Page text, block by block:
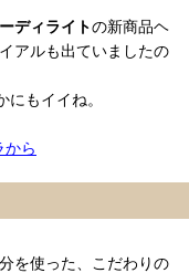
ディライトの新商品ヘ
アルも出ていましたの
もイイね。
ら
を使った、こだわりの